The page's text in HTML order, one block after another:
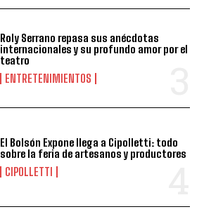
Roly Serrano repasa sus anécdotas
internacionales y su profundo amor por el
teatro
ENTRETENIMIENTOS
El Bolsón Expone llega a Cipolletti: todo
sobre la feria de artesanos y productores
CIPOLLETTI